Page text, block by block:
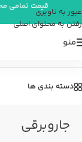
عبور به ناوبری
رفتن به محتوای اصلی
قیمت تمامی
منو
دسته بندی ها
جاروبرقی